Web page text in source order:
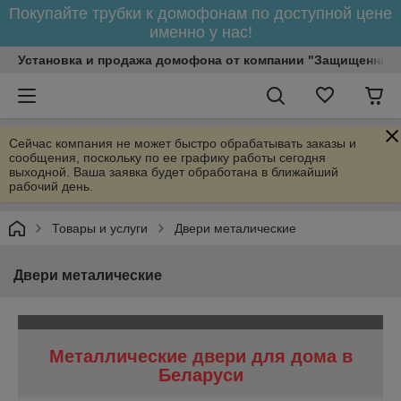
Покупайте трубки к домофонам по доступной цене
именно у нас!
Установка и продажа домофона от компании
Сейчас компания не может быстро обрабатывать заказы и
сообщения, поскольку по ее графику работы сегодня
выходной. Ваша заявка будет обработана в ближайший
рабочий день.
Товары и услуги Двери металические
Двери металические
Металлические двери для дома в
Беларуси